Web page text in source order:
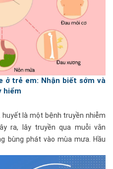
ở trẻ em: Nhận biết sớm và
hiểm
huyết là một bệnh truyền nhiễm
ra, lây truyền qua muỗi vằn
bùng phát vào mùa mưa. Hầu